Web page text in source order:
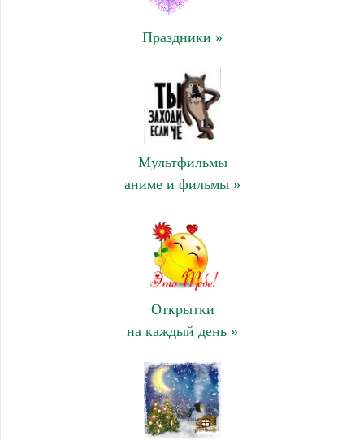
Праздники »
Мультфильмы
аниме и фильмы »
Открытки
на каждый день »